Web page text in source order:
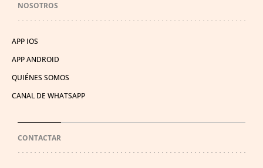
NOSOTROS
APP IOS
APP ANDROID
QUIÉNES SOMOS
CANAL DE WHATSAPP
CONTACTAR